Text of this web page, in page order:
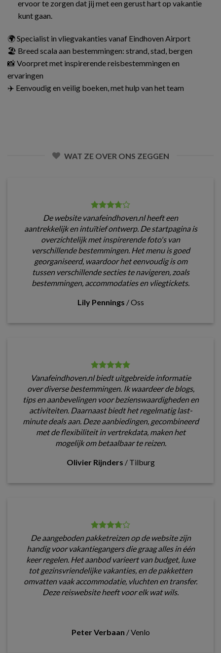
ervoor te zorgen dat jij met een gerust hart op vakantie
kunt gaan.
🌍 Specialist in vliegvakanties vanaf Eindhoven Airport
🏖️ Breed scala aan bestemmingen: strand, stad, bergen
📸 Voorpret met inspirerende reisbestemmingen en
ervaringen
✈️ Eenvoudig en veilig boeken, met hulp van het team
WAT ZE OVER ONS ZEGGEN
De website vanafeindhoven.nl heeft een
aantrekkelijk en intuïtief ontwerp. De startpagina is
overzichtelijk met inspirerende foto's van
verschillende bestemmingen. Het menu is goed
georganiseerd, waardoor het eenvoudig is om
tussen verschillende secties te navigeren, zoals
bestemmingen, accommodaties en vliegtickets.
Lily Pennings /Oss
Vanafeindhoven.nl biedt uitgebreide informatie
over diverse bestemmingen. Ik waardeer de blogs,
tips en aanbevelingen voor bezienswaardigheden en
activiteiten. Daarnaast biedt het regelmatig last-
minute deals aan. Deze aanbiedingen, gecombineerd
met de flexibiliteit in vertrekdata, maken het
mogelijk om betaalbaar te reizen.
Olivier Rijnders / Tilburg
De aangeboden pakketreizen op de website zijn
handig voor vakantiegangers die graag alles in één
keer regelen. Het aanbod varieert van budget, luxe
tot gezinsvriendelijke vakanties, en de pakketten
omvatten vaak accommodatie, vluchten en transfer.
Deze reiswebsite heeft voor elk wat wils.
Peter Verbaan /Venlo